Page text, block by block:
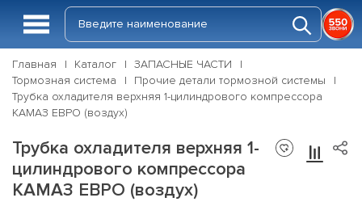
Главная Каталог
ЗАПАСНЫЕ ЧАСТИ
Тормозная система
Прочие детали тормозной системы
Трубка охладителя верхняя 1-цилиндрового компрессора
КАМАЗ ЕВРО (воздух)
Трубка охладителя верхняя 1-
цилиндрового компрессора
КАМАЗ ЕВРО (воздух)